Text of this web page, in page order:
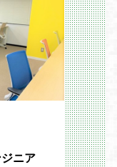
ィオ製品
インを伸
に募集部
なってご
ニア